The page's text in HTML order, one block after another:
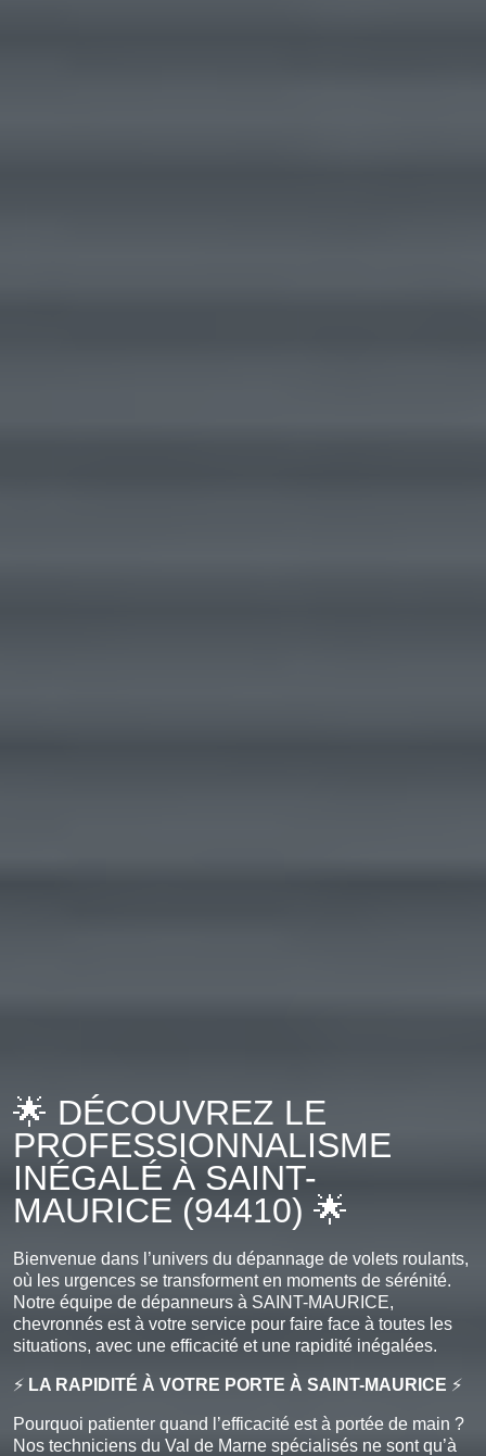
🌟 DÉCOUVREZ LE
PROFESSIONNALISME
INÉGALÉ À SAINT-
MAURICE (94410) 🌟
Bienvenue dans l’univers du dépannage de volets roulants,
où les urgences se transforment en moments de sérénité.
Notre équipe de dépanneurs à SAINT-MAURICE,
chevronnés est à votre service pour faire face à toutes les
situations, avec une efficacité et une rapidité inégalées.
⚡ LA RAPIDITÉ À VOTRE PORTE À SAINT-MAURICE ⚡
Pourquoi patienter quand l’efficacité est à portée de main ?
Nos techniciens du Val de Marne spécialisés ne sont qu’à